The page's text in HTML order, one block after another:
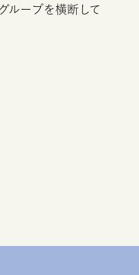
ループを横断して